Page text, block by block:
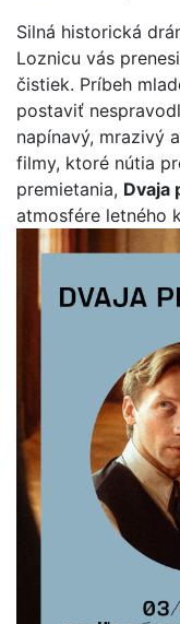
Silná historická
Loznicu vás
čistiek. Príbeh
postaviť
napínavý, mrazivý
filmy, ktoré nútia
premietania, Dvaja
atmosfére letného